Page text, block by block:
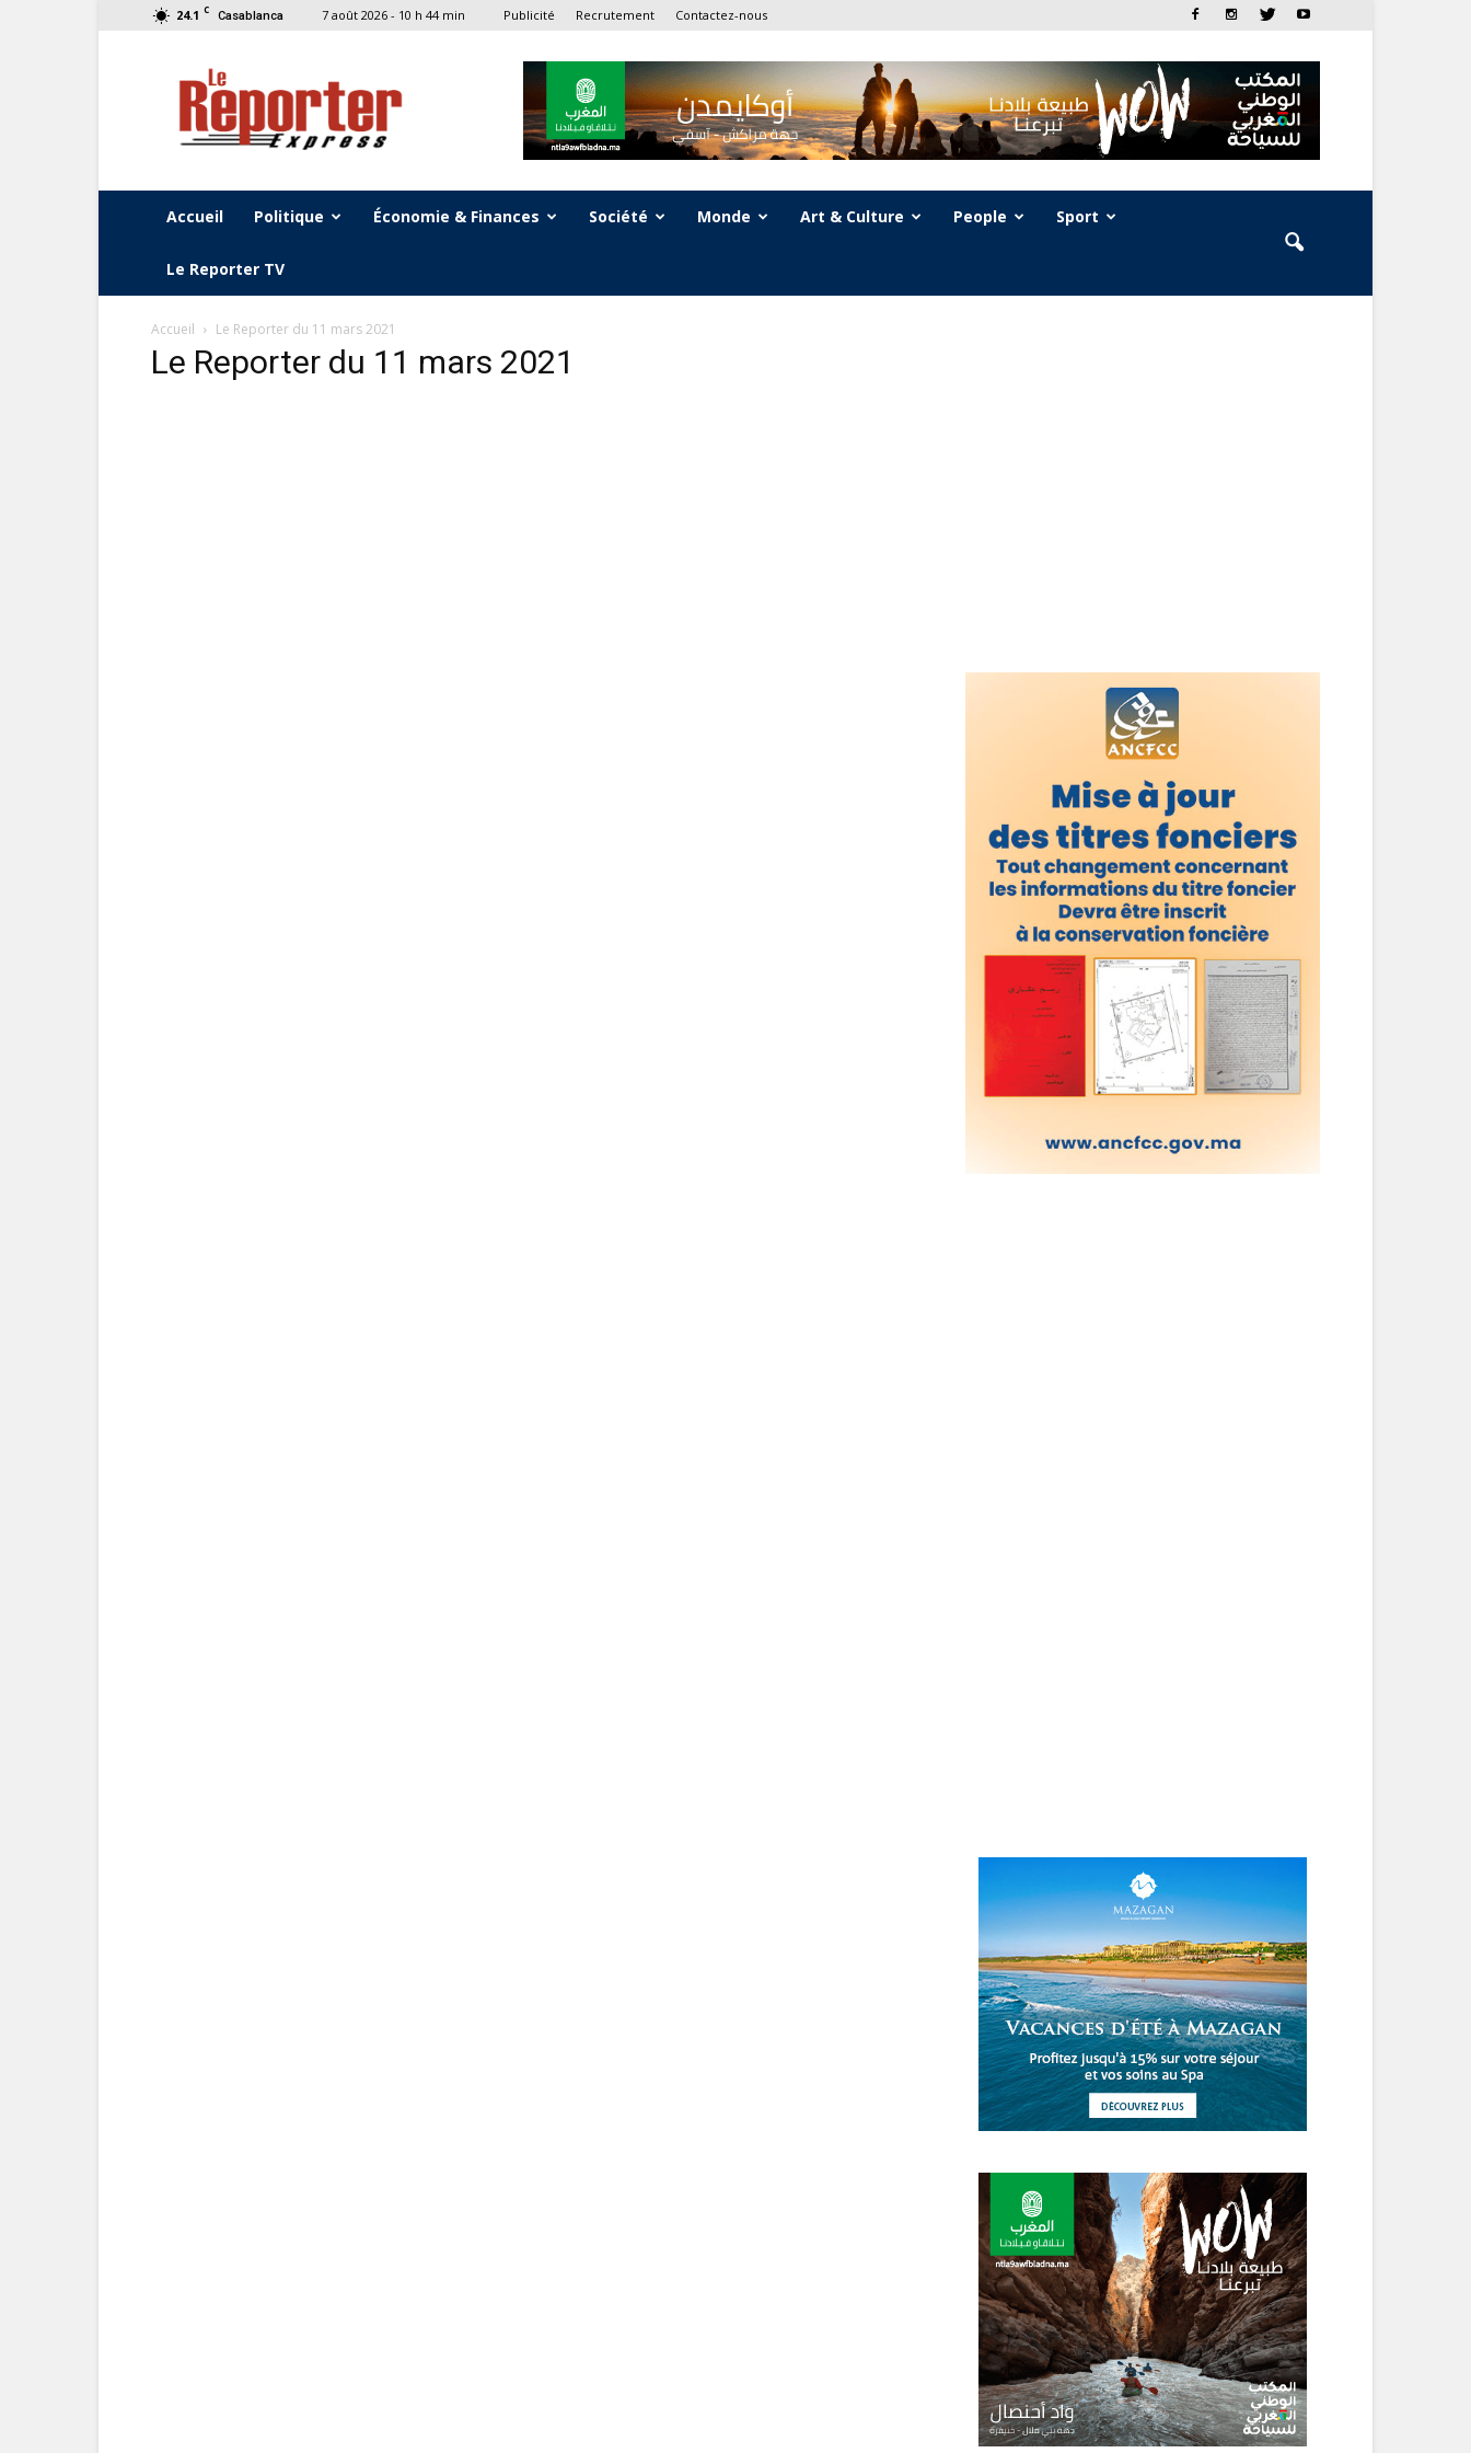
24.1 C Casablanca 7 août 2026 - 10 h 44 min Publicité Recrutement Contactez-nous
Le
Reporter
Express
Accueil Politique Économie & Finances Société Monde Art & Culture People Sport
Le Reporter TV
Accueil Le Reporter du 11 mars 2021
Le Reporter du 11 mars 2021